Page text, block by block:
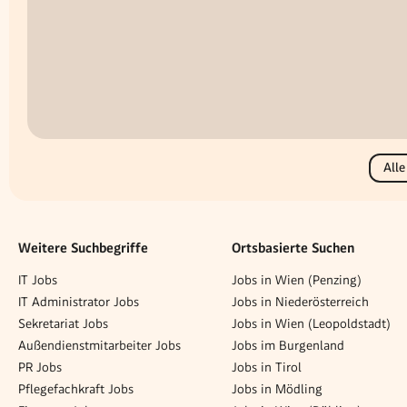
Alle
Weitere Suchbegriffe
IT Jobs
IT Administrator Jobs
Sekretariat Jobs
Außendienstmitarbeiter Jobs
PR Jobs
Pflegefachkraft Jobs
Ortsbasierte Suchen
Jobs in Wien (Penzing)
Jobs in Niederösterreich
Jobs in Wien (Leopoldstadt)
Jobs im Burgenland
Jobs in Tirol
Jobs in Mödling